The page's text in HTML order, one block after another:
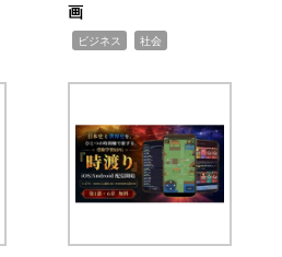
画
ビジネス 社会